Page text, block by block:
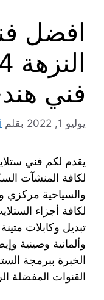
افضل
فني
يوليو 1, 2022 بقلم
يقدم لكم فني
لكافة المنشآت
والسياحية مركزي
لكافة أجزاء
تبديل وكابلات
وألمانية وصينية
الخبرة ببرمجة
القنوات المفضلة